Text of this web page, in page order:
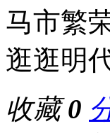
马市繁
逛逛明
收藏0